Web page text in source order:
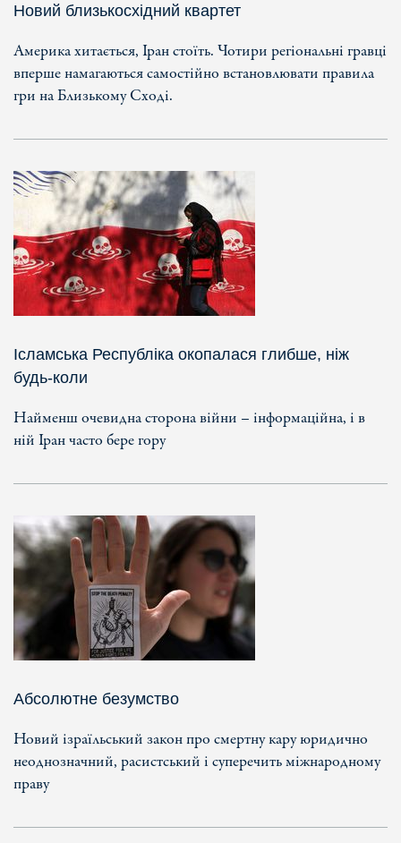
Новий близькосхідний квартет
Америка хитається, Іран стоїть. Чотири регіональні гравці
вперше намагаються самостійно встановлювати правила
гри на Близькому Сході.
Ісламська Республіка окопалася глибше, ніж
будь-коли
Найменш очевидна сторона війни – інформаційна, і в
ній Іран часто бере гору
Абсолютне безумство
Новий ізраїльський закон про смертну кару юридично
неоднозначний, расистський і суперечить міжнародному
праву